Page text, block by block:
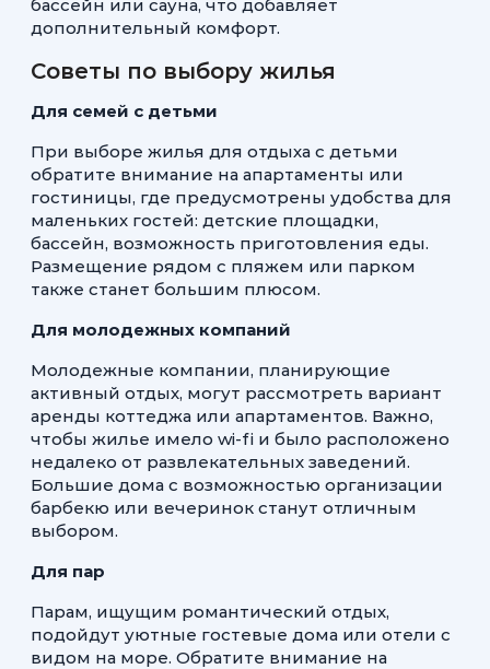
бассейн или сауна, что добавляет
дополнительный комфорт.
Советы по выбору жилья
Для семей с детьми
При выборе жилья для отдыха с детьми
обратите внимание на апартаменты или
гостиницы, где предусмотрены удобства для
маленьких гостей: детские площадки,
бассейн, возможность приготовления еды.
Размещение рядом с пляжем или парком
также станет большим плюсом.
Для молодежных компаний
Молодежные компании, планирующие
активный отдых, могут рассмотреть вариант
аренды коттеджа или апартаментов. Важно,
чтобы жилье имело wi-fi и было расположено
недалеко от развлекательных заведений.
Большие дома с возможностью организации
барбекю или вечеринок станут отличным
выбором.
Для пар
Парам, ищущим романтический отдых,
подойдут уютные гостевые дома или отели с
видом на море. Обратите внимание на